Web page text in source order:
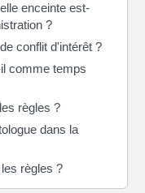
enceinte est-
?
conflit d'intérêt ?
comme temps
règles ?
dans la
règles ?